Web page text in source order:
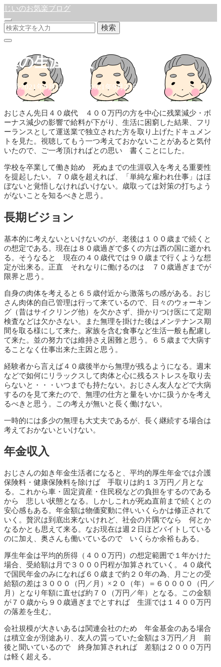
じいのお気楽ブログ
検索
真の生涯収入
公開:2021年9月28日
更新:2021年9月29日
年金
おじさん先日４０歳代 ４００万円の方を中心に残業減少・ボ
ーナス減少の影響で給料が下がり、生活に困窮した結果、フリ
ーランスとして運送業で独立された方を取り上げたドキュメン
トを見た。視聴してもう一つ考えておかないことがあると気付
いたので、ご一考頂ければとの思い 書くことにした。
学校を卒業して働き始め 死ぬまでの生涯収入を考える重要性
を提起したい。７０歳を超えれば、「単純な雇われ仕事」はほ
ぼないと覚悟しなければいけない。歳取っては対策の打ちよう
がないことを知るべきと思う。
長期ビジョン
基本的に考えないといけないのが、老後は１００歳まで続くと
の想定である。現在は８０歳過ぎで多くの方は西の国に逝かれ
る。そうなると 現在の４０歳代では９０歳まで行くような想
定が出来る。正直 それなりに働けるのは ７０歳過ぎまでが
限界と思う。
自身の肉体を考えると６５歳付近から激落ちの感がある。おじ
さん肉体的自己管理は行って来ているので、日々のウォーキン
グ（昔はサイクリング他）を欠かさず、掛かりつけ医にて定期
検査などは欠かさない。また無理を掛けた後はメンテナンス期
間を取る様にして来た。家族を含む食事など生活一般も配慮し
て来た。並の努力では維持さえ困難と思う。６５歳まで大病す
ることなく仕事出来た主因と思う。
経験者から言えば４０歳後半から無理が残るようになる。週末
などで如何にリラックスして肉体と心に残るストレスを取り去
らないと・・・いつまでも持たない。おじさん友人などで大病
するのを見て来たので、無理の仕方と量をいかに扱うかを考え
るべきと思う。この考えが無いと長く働けない。
一時的には多少の無理も大丈夫であるが、長く継続する場合は
考えておかないといけない。
年金収入
おじさんの如き年金生活者になると、平均的厚生年金では介護
保険料・健康保険料を除けば 手取りは約１３万円／月とな
る。これから車・固定資産・住民税などの負担をするのである
から 悲しい状態となる。しかしこれが死ぬ直前まで続くとの
安心感もある。年金額は物価変動に伴いいくらかは修正されて
いく。贅沢は到底出来ないけれど、社会の片隅でなら 何とか
なるかとも思えて来る。なお現在は週２日ほどバイトしている
のに加え、奥さんも働いているので いくらか余裕もある。
厚生年金は平均的所得（４００万円）の想定範囲で１年かけた
場合、受給額は月で３０００円程が加算されていく。４０歳代
で国民年金のみになれば６０歳まで約２０年の為、月ごとの受
給額の差は３０００（円／月）×２０（年）＝６００００（円／
月）となり年額に直せば約７０（万円／年）となる。この金額
が７０歳から９０歳過ぎまでとすれば 生涯では１４００万円
の落差を生む。
会社規模が大きいあるは関連会社のため 年金基金のある場合
は積立金が別途あり、友人の貰っていた金額は３万円／月 前
後と聞いているので 終身加算されれば 差額は２０００万円
は軽く超える。